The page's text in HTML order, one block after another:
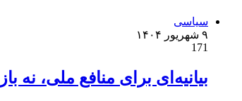
سیاسی
۹ شهریور ۱۴۰۴
171
بیانیه‌‌ای برای منافع ملی، نه